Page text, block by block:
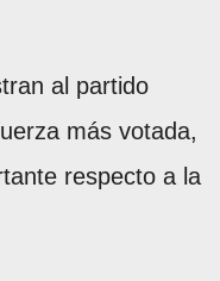
al partido
más votada,
respecto a la